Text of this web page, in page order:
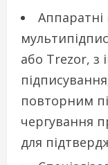
або Trezor, з
повторним
чергування
для